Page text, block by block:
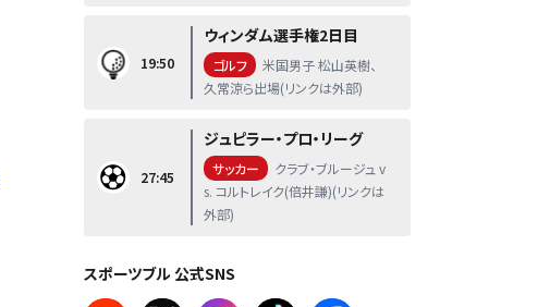
19:50
ウィンダム選手権2日目
ゴルフ
米国男子 松山英樹、
久常涼ら出場(リンクは外部)
27:45
ジュピラー・プロ・リーグ
サッカー
クラブ・ブルージュ v
s. コルトレイク(倍井謙)(リンクは
外部)
スポーツブル 公式SNS